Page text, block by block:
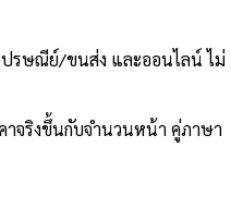
รษณีย์/ขนส่ง และออนไลน์ ไม่
าจริงขึ้นกับจำนวนหน้า คู่ภาษา